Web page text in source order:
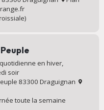
en hiver,
soir
83300 Draguignan
toute la semaine